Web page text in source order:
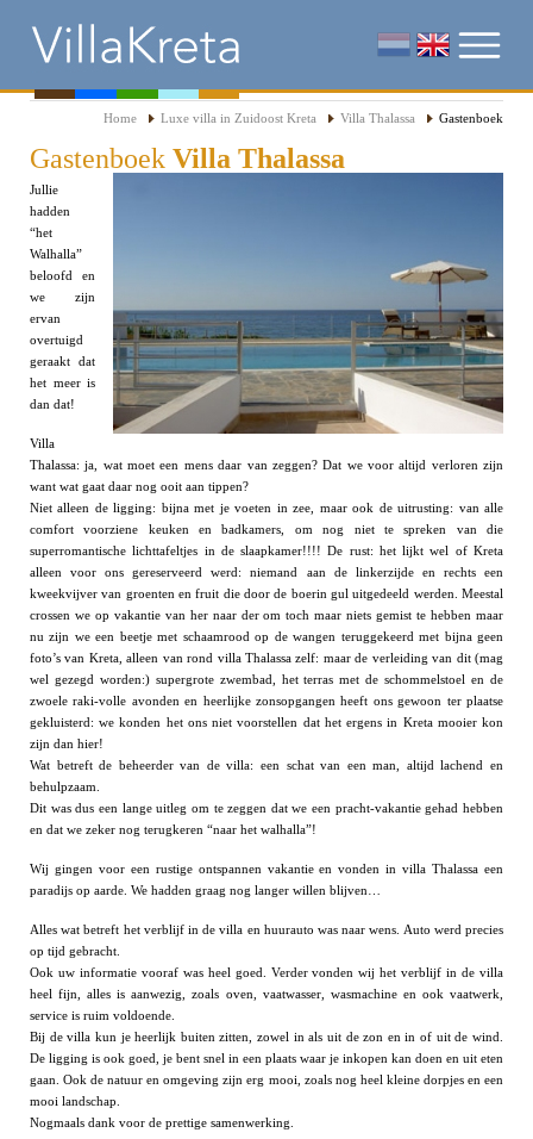
Gastenboek
Villa Thalassa
Luxe villa in Zuidoost Kreta
Home
Gastenboek Villa Thalassa
Jullie
hadden
“het
Walhalla”
beloofd en
we zijn
ervan
overtuigd
geraakt dat
het meer is
dan dat!
Villa
Thalassa: ja, wat moet een mens daar van zeggen? Dat we voor altijd verloren zijn
want wat gaat daar nog ooit aan tippen?
Niet alleen de ligging: bijna met je voeten in zee, maar ook de uitrusting: van alle
comfort voorziene keuken en badkamers, om nog niet te spreken van die
superromantische lichttafeltjes in de slaapkamer!!!! De rust: het lijkt wel of Kreta
alleen voor ons gereserveerd werd: niemand aan de linkerzijde en rechts een
kweekvijver van groenten en fruit die door de boerin gul uitgedeeld werden. Meestal
crossen we op vakantie van her naar der om toch maar niets gemist te hebben maar
nu zijn we een beetje met schaamrood op de wangen teruggekeerd met bijna geen
foto’s van Kreta, alleen van rond villa Thalassa zelf: maar de verleiding van dit (mag
wel gezegd worden:) supergrote zwembad, het terras met de schommelstoel en de
zwoele raki-volle avonden en heerlijke zonsopgangen heeft ons gewoon ter plaatse
gekluisterd: we konden het ons niet voorstellen dat het ergens in Kreta mooier kon
zijn dan hier!
Wat betreft de beheerder van de villa: een schat van een man, altijd lachend en
behulpzaam.
Dit was dus een lange uitleg om te zeggen dat we een pracht-vakantie gehad hebben
en dat we zeker nog terugkeren “naar het walhalla”!
Wij gingen voor een rustige ontspannen vakantie en vonden in villa Thalassa een
paradijs op aarde. We hadden graag nog langer willen blijven…
Alles wat betreft het verblijf in de villa en huurauto was naar wens. Auto werd precies
op tijd gebracht.
Ook uw informatie vooraf was heel goed. Verder vonden wij het verblijf in de villa
heel fijn, alles is aanwezig, zoals oven, vaatwasser, wasmachine en ook vaatwerk,
service is ruim voldoende.
Bij de villa kun je heerlijk buiten zitten, zowel in als uit de zon en in of uit de wind.
De ligging is ook goed, je bent snel in een plaats waar je inkopen kan doen en uit eten
gaan. Ook de natuur en omgeving zijn erg mooi, zoals nog heel kleine dorpjes en een
mooi landschap.
Nogmaals dank voor de prettige samenwerking.